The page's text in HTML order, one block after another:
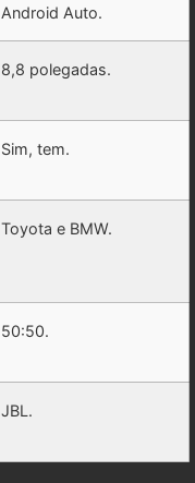
Android Auto.
8,8 polegadas.
Sim, tem.
Toyota e BMW.
50:50.
JBL.